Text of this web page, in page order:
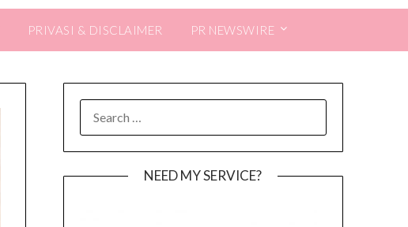
PRIVASI & DISCLAIMER PR NEWSWIRE
FOR:
NEED MY SERVICE?